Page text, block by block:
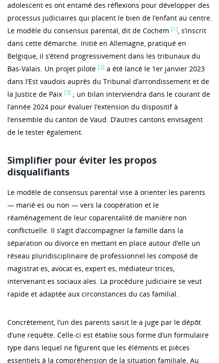
adolescent·es ont entamé des réflexions pour développer des
processus judiciaires qui placent le bien de l’enfant au centre.
Le modèle du consensus parental, dit de Cochem [1], s’inscrit
dans cette démarche. Initié en Allemagne, pratiqué en
Belgique, il s’étend progressivement dans les tribunaux du
Bas-Valais. Un projet pilote [2] a été lancé le 1er janvier 2023
dans l’Est vaudois auprès du Tribunal d’arrondissement et de
la Justice de Paix [3] ; un bilan interviendra dans le courant de
l’année 2024 pour évaluer l’extension du dispositif à
l’ensemble du canton de Vaud. D’autres cantons envisagent
de le tester également.
Simplifier pour éviter les propos
disqualifiants
Le modèle de consensus parental vise à orienter les parents
— marié·es ou non — vers la coopération et le
réaménagement de leur coparentalité de manière non
conflictuelle. Il s’agit d’accompagner la famille dans la
séparation ou divorce en mettant en place autour d’elle un
réseau pluridisciplinaire de professionnel·les composé de
magistrat·es, avocat·es, expert·es, médiateur·trices,
intervenant·es sociaux·ales. La procédure judiciaire se veut
rapide et adaptée aux circonstances du cas familial.
Concrètement, l’un des parents saisit le·a juge par le dépôt
d’une requête. Celle-ci est établie sous forme d’un formulaire
type dans lequel ne figurent que les éléments et pièces
essentiels à la compréhension de la situation familiale. Au